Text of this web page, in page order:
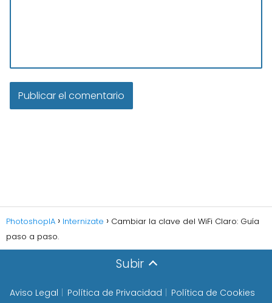
PhotoshopIA Internizate
Cambiar la clave del WiFi Claro: Guía
paso a paso.
Subir
Aviso Legal Política de Privacidad Política de Cookies